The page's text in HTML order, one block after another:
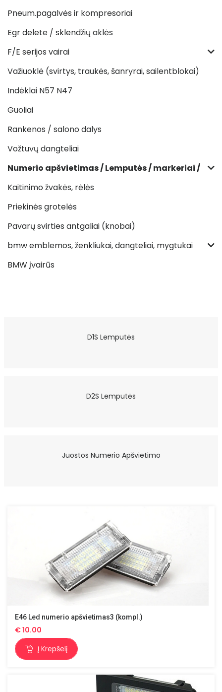
Pneum.pagalvės ir kompresoriai
Egr delete / sklendžių aklės
F/E serijos vairai
Važiuoklė (svirtys, traukės, šanryrai, sailentblokai)
Indėklai N57 N47
Guoliai
Rankenos / salono dalys
Vožtuvų dangteliai
Numerio apšvietimas / Lemputės / markeriai /
Kaitinimo žvakės, rėlės
Priekinės grotelės
Pavarų svirties antgaliai (knobai)
bmw emblemos, ženkliukai, dangteliai, mygtukai
BMW įvairūs
D1S Lemputės
D2S Lemputės
Juostos Numerio Apšvietimo
E46 Led numerio apšvietimas3 (kompl.)
€10.00
Į Krepšelį